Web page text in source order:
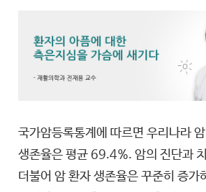
국가암등록통계에 따르면 우리나라
생존율은 평균 69.4%. 암의 진단과
더불어 암 환자 생존율은 꾸준히 증가